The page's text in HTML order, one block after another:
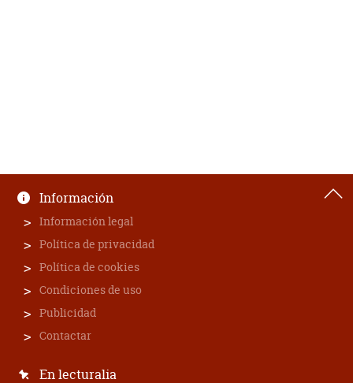
Información
Información legal
Política de privacidad
Política de cookies
Condiciones de uso
Publicidad
Contactar
En lecturalia